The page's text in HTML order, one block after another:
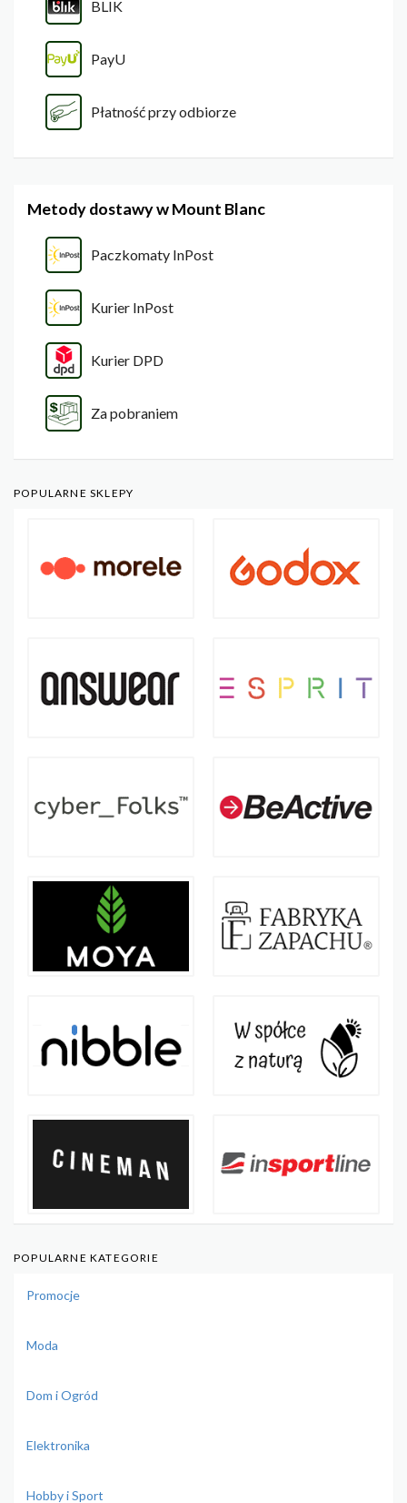
BLIK
PayU
Płatność przy odbiorze
Metody dostawy w Mount Blanc
Paczkomaty InPost
Kurier InPost
Kurier DPD
Za pobraniem
POPULARNE SKLEPY
POPULARNE KATEGORIE
Promocje
Moda
Dom i Ogród
Elektronika
Hobby i Sport